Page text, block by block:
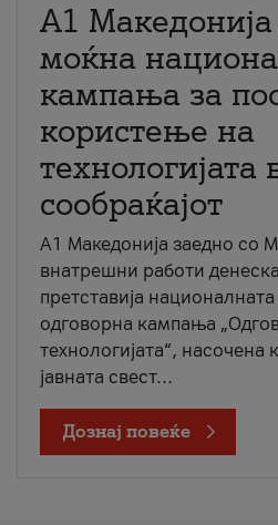
A1
моќна
кампања за
користење на
технологијата
сообраќајот
A1 Македонија заедно со
внатрешни работи
претставија
одговорна кампања
технологијата“, насочена
јавната свест...
Дознај повеќе